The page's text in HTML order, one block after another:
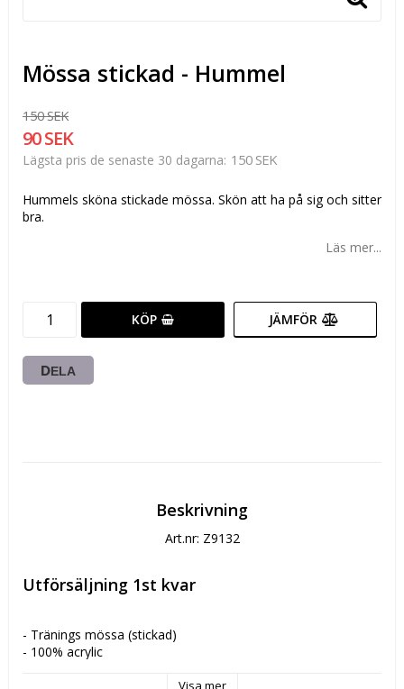
Mössa stickad - Hummel
150 SEK
90 SEK
Lägsta pris de senaste 30 dagarna 150 SEK
Hummels sköna stickade mössa. Skön att ha på sig och sitter
bra.
Läs mer...
KÖP JÄMFÖR
DELA
Beskrivning
Art.nr: Z9132
Utförsäljning 1st kvar
- Tränings mössa (stickad)
- 100% acrylic
Visa mer